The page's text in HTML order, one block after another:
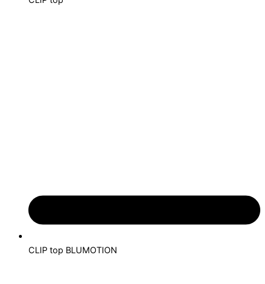
CLIP top BLUMOTION